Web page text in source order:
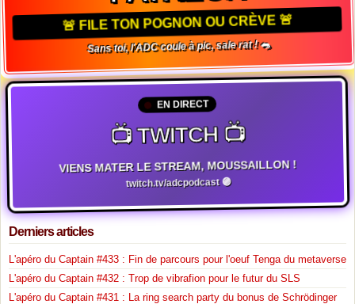
🚨 FILE TON POGNON OU CRÈVE 🚨
Sans toi, l'ADC coule à pic, sale rat ! 🐀
EN DIRECT
📺 TWITCH 📺
VIENS MATER LE STREAM, MOUSSAILLON !
twitch.tv/adcpodcast 🟣
Derniers articles
L'apéro du Captain #433 : Fin de parcours pour l'oeuf Tenga du metaverse
L'apéro du Captain #432 : Trop de vibrafion pour le futur du SLS
L'apéro du Captain #431 : La ring search party du bonus de Schrödinger